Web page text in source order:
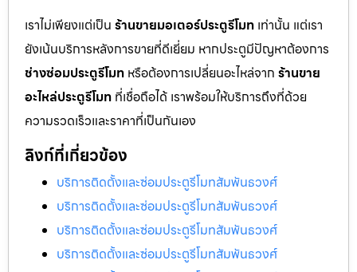
เราไม่เพียงแต่เป็น ร้านขายมอเตอร์ประตูรีโมท เท่านั้น แต่เรา
ยังเน้นบริการหลังการขายที่ดีเยี่ยม หากประตูมีปัญหาต้องการ
ช่างซ่อมประตูรีโมท หรือต้องการเปลี่ยนอะไหล่จาก ร้านขาย
อะไหล่ประตูรีโมท ที่เชื่อถือได้ เราพร้อมให้บริการถึงที่ด้วย
ความรวดเร็วและราคาที่เป็นกันเอง
ลิงก์ที่เกี่ยวข้อง
บริการติดตั้งและซ่อมประตูรีโมทสัมพันธวงศ์
บริการติดตั้งและซ่อมประตูรีโมทสัมพันธวงศ์
บริการติดตั้งและซ่อมประตูรีโมทสัมพันธวงศ์
บริการติดตั้งและซ่อมประตูรีโมทสัมพันธวงศ์